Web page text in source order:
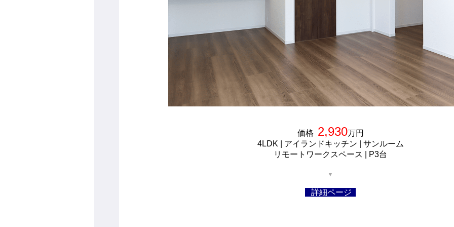
価格 2,930万円
4LDK | アイランドキッチン | サンルーム
リモートワークスペース | P3台
▼
詳細ページ